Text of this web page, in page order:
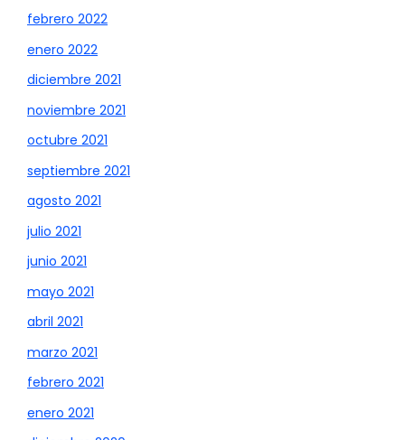
febrero 2022
enero 2022
diciembre 2021
noviembre 2021
octubre 2021
septiembre 2021
agosto 2021
julio 2021
junio 2021
mayo 2021
abril 2021
marzo 2021
febrero 2021
enero 2021